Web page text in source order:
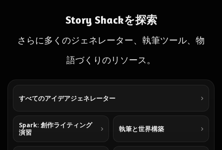
Story Shackを探索
さらに多くのジェネレーター、執筆ツール、物
語づくりのリソース。
すべてのアイデアジェネレーター
Spark: 創作ライティング
演習
執筆と世界構築